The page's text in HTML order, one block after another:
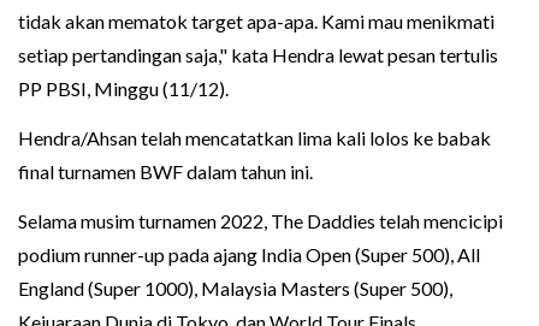
tidak akan mematok target apa-apa. Kami mau menikmati
setiap pertandingan saja," kata Hendra lewat pesan tertulis
PP PBSI, Minggu (11/12).
Hendra/Ahsan telah mencatatkan lima kali lolos ke babak
final turnamen BWF dalam tahun ini.
Selama musim turnamen 2022, The Daddies telah mencicipi
podium runner-up pada ajang India Open (Super 500), All
England (Super 1000), Malaysia Masters (Super 500),